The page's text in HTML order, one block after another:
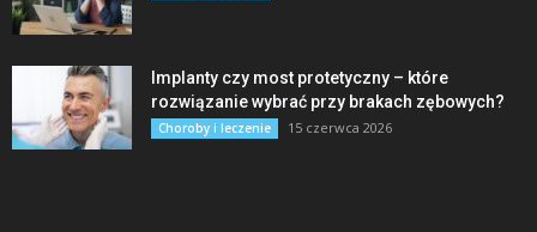
Implanty czy most protetyczny – które
rozwiązanie wybrać przy brakach zębowych?
Choroby i leczenie 15 czerwca 2026